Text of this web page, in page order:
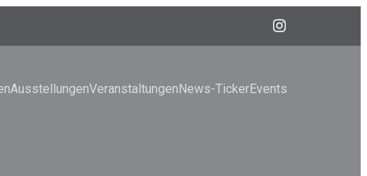
AusstellungenVeranstaltungenNews-TickerEvents